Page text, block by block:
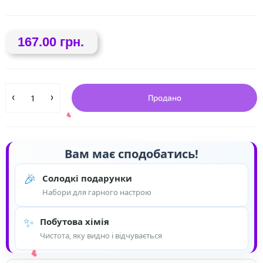
167.00 грн.
Продано
Вам має сподобатись!
🎉 Солодкі подарунки
Набори для гарного настрою
✨ Побутова хімія
Чистота, яку видно і відчувається